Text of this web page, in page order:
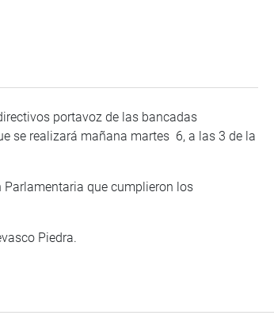
portavoz de las bancadas
se realizará mañana martes 6, a las 3 de la
Parlamentaria que cumplieron los
Piedra.